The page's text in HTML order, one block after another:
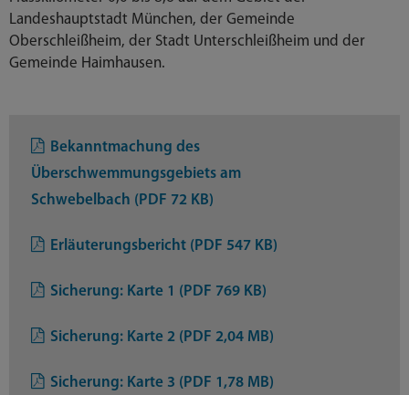
Landeshauptstadt München, der Gemeinde
Oberschleißheim, der Stadt Unterschleißheim und der
Gemeinde Haimhausen.
Bekanntmachung des
Überschwemmungsgebiets am
Schwebelbach (PDF 72 KB)
Erläuterungsbericht (PDF 547 KB)
Sicherung: Karte 1 (PDF 769 KB)
Sicherung: Karte 2 (PDF 2,04 MB)
Sicherung: Karte 3 (PDF 1,78 MB)